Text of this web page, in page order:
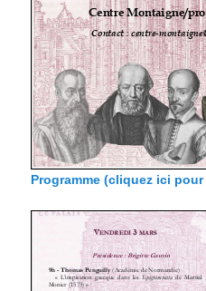
Programme (cliquez ici